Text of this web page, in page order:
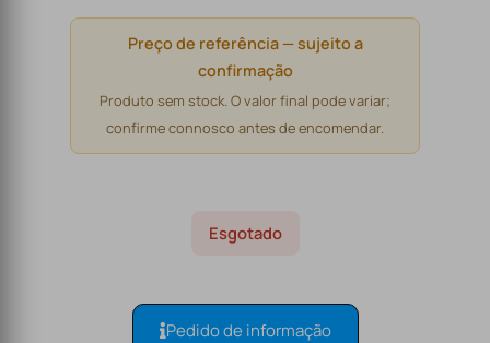
Preço de referência — sujeito a
confirmação
Produto sem stock. O valor final pode variar;
confirme connosco antes de encomendar.
Esgotado
Pedido de informação